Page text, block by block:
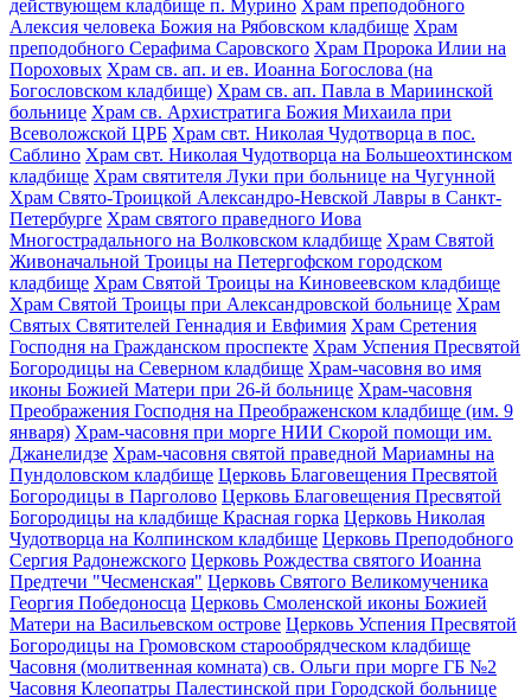
действующем кладбище п. Мурино Храм преподобного
Алексия человека Божия на Рябовском кладбище Храм
преподобного Серафима Саровского Храм Пророка Илии на
Пороховых Храм св. ап. и ев. Иоанна Богослова (на
Богословском кладбище) Храм св. ап. Павла в Мариинской
больнице Храм св. Архистратига Божия Михаила при
Всеволожской ЦРБ Храм свт. Николая Чудотворца в пос.
Саблино Храм свт. Николая Чудотворца на Большеохтинском
кладбище Храм святителя Луки при больнице на Чугунной
Храм Свято-Троицкой Александро-Невской Лавры в Санкт-
Петербурге Храм святого праведного Иова
Многострадального на Волковском кладбище Храм Святой
Живоначальной Троицы на Петергофском городском
кладбище Храм Святой Троицы на Киновеевском кладбище
Храм Святой Троицы при Александровской больнице Храм
Святых Святителей Геннадия и Евфимия Храм Сретения
Господня на Гражданском проспекте Храм Успения Пресвятой
Богородицы на Северном кладбище Храм-часовня во имя
иконы Божией Матери при 26-й больнице Храм-часовня
Преображения Господня на Преображенском кладбище (им. 9
января) Храм-часовня при морге НИИ Скорой помощи им.
Джанелидзе Храм-часовня святой праведной Мариамны на
Пундоловском кладбище Церковь Благовещения Пресвятой
Богородицы в Парголово Церковь Благовещения Пресвятой
Богородицы на кладбище Красная горка Церковь Николая
Чудотворца на Колпинском кладбище Церковь Преподобного
Сергия Радонежского Церковь Рождества святого Иоанна
Предтечи "Чесменская" Церковь Святого Великомученика
Георгия Победоносца Церковь Смоленской иконы Божией
Матери на Васильевском острове Церковь Успения Пресвятой
Богородицы на Громовском старообрядческом кладбище
Часовня (молитвенная комната) св. Ольги при морге ГБ №2
Часовня Клеопатры Палестинской при Городской больнице